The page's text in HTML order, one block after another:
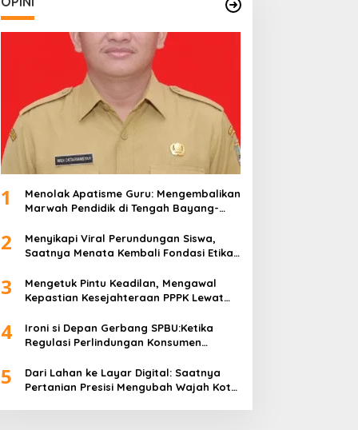
1
Menolak Apatisme Guru: Mengembalikan
Marwah Pendidik di Tengah Bayang-
2
Menyikapi Viral Perundungan Siswa,
Saatnya Menata Kembali Fondasi Etika
3
Mengetuk Pintu Keadilan, Mengawal
Kepastian Kesejahteraan PPPK Lewat
4
Ironi si Depan Gerbang SPBU:Ketika
Regulasi Perlindungan Konsumen
5
Dari Lahan ke Layar Digital: Saatnya
Pertanian Presisi Mengubah Wajah Kota